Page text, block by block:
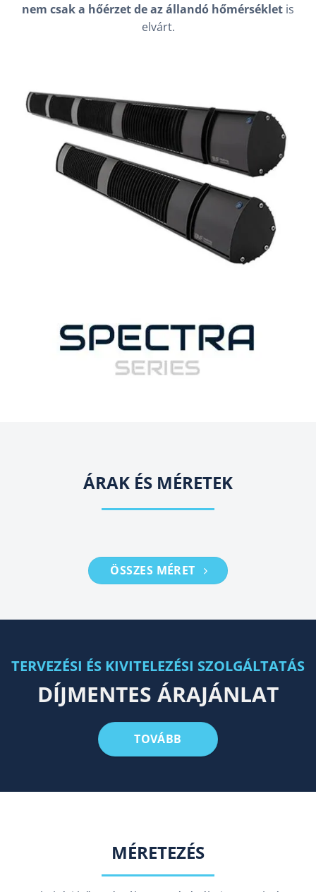
nem csak a hőérzet de az állandó hőmérséklet is
elvárt.
ÁRAK ÉS MÉRETEK
ÖSSZES MÉRET
TERVEZÉSI ÉS KIVITELEZÉSI SZOLGÁLTATÁS
DÍJMENTES ÁRAJÁNLAT
TOVÁBB
MÉRETEZÉS